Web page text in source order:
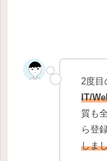
2度目
IT/
質も
ら登
しま